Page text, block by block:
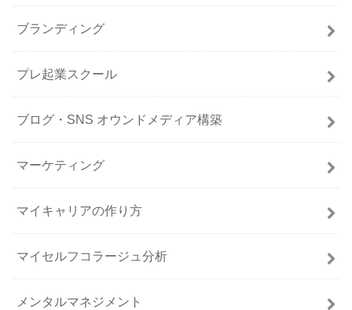
ブランディング
プレ起業スクール
ブログ・SNS オウンドメディア構築
マーケティング
マイキャリアの作り方
マイセルフコラージュ分析
メンタルマネジメント